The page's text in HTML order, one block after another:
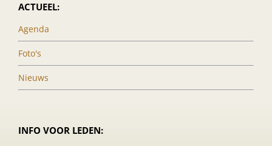
ACTUEEL:
Agenda
Foto's
Nieuws
INFO VOOR LEDEN: